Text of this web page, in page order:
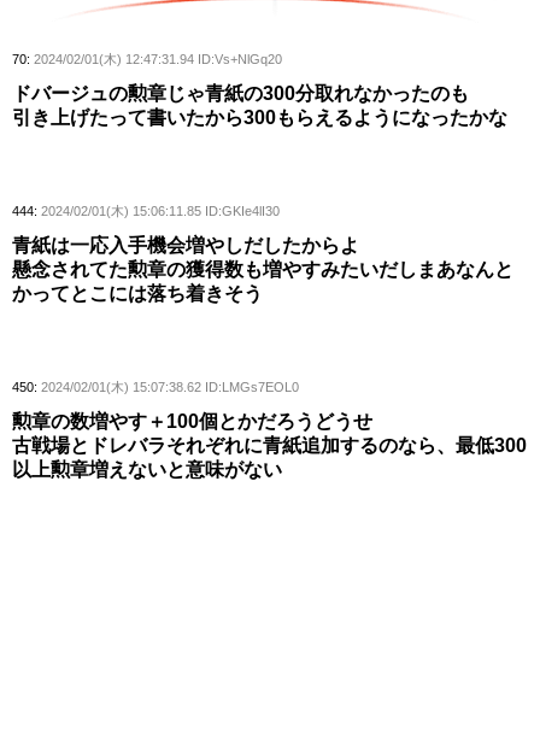
70: 2024/02/01(木) 12:47:31.94 ID:Vs+NlGq20
ドバージュの勲章じゃ青紙の300分取れなかったのも
引き上げたって書いたから300もらえるようになったかな
444: 2024/02/01(木) 15:06:11.85 ID:GKIe4lI30
青紙は一応入手機会増やしだしたからよ
懸念されてた勲章の獲得数も増やすみたいだしまあなんと
かってとこには落ち着きそう
450: 2024/02/01(木) 15:07:38.62 ID:LMGs7EOL0
勲章の数増やす＋100個とかだろうどうせ
古戦場とドレバラそれぞれに青紙追加するのなら、最低300
以上勲章増えないと意味がない